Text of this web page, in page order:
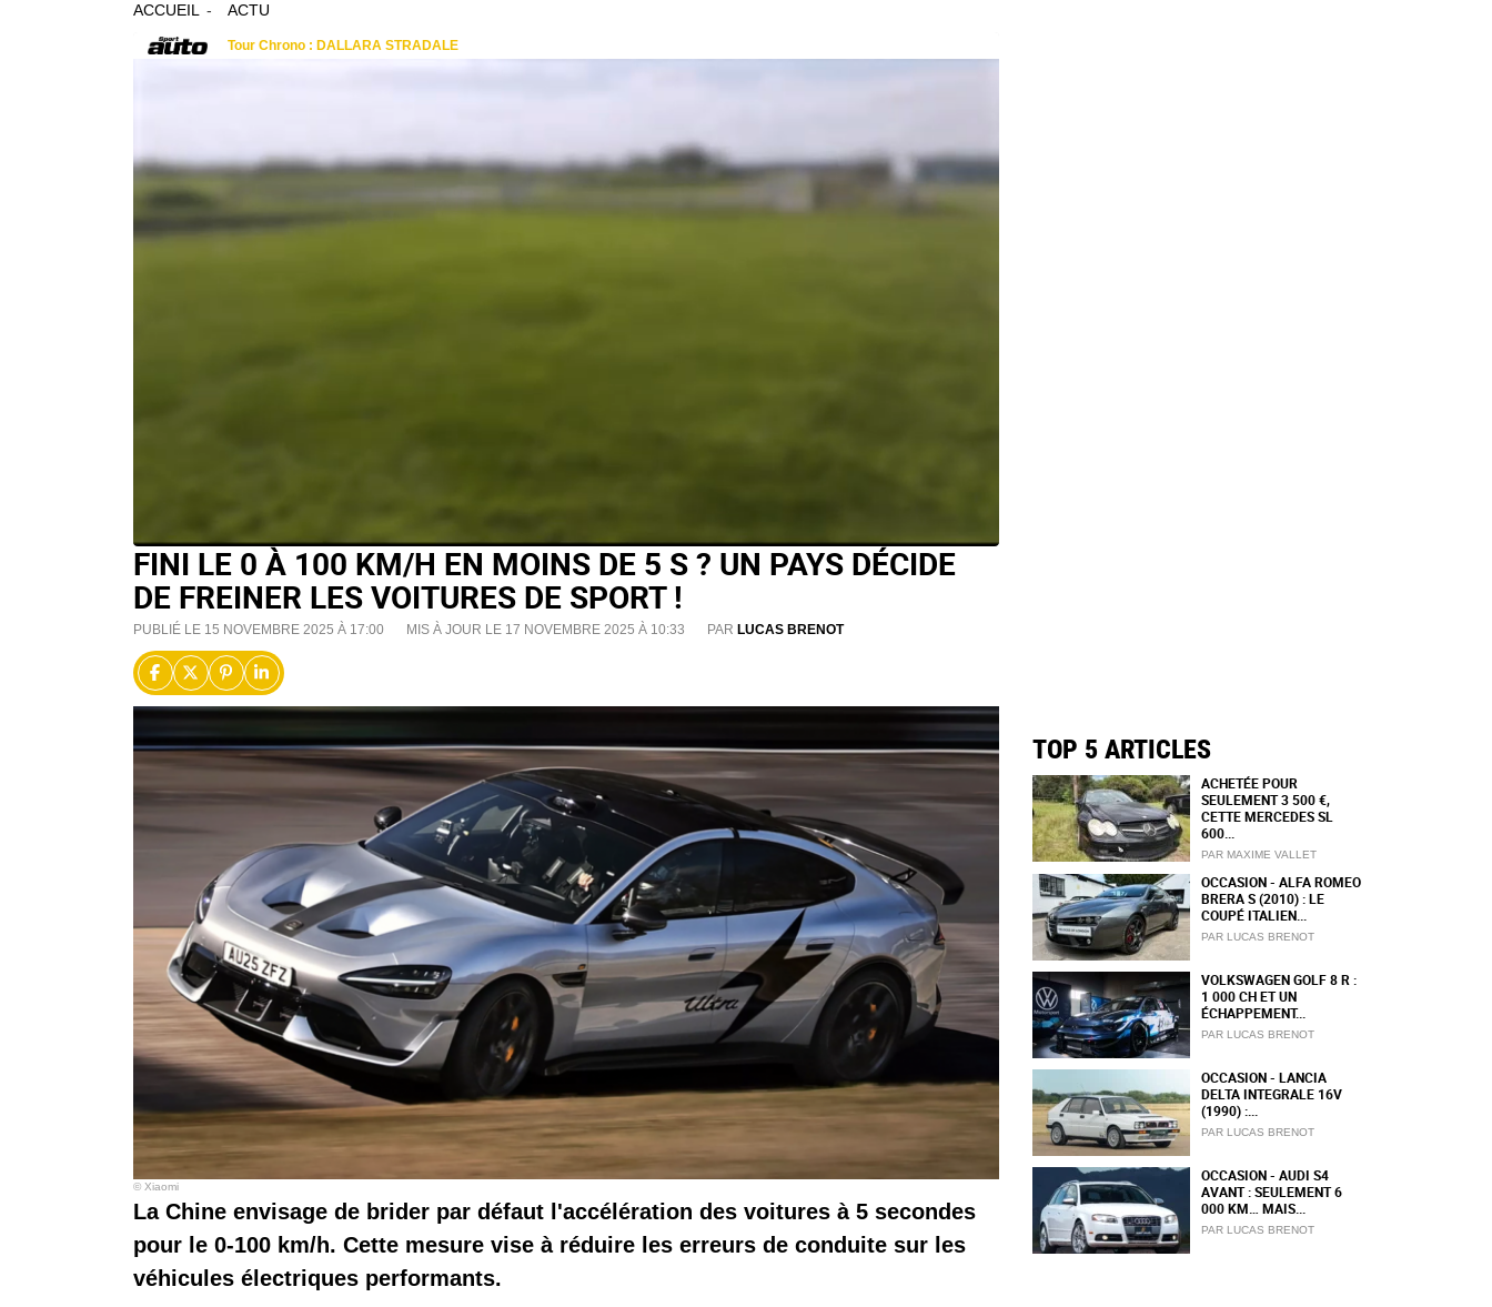
ACCUEIL ACTU
FINI LE 0 À 100 KM/H EN MOINS DE 5 S ? UN PAYS DÉCIDE
DE FREINER LES VOITURES DE SPORT !
PUBLIÉ LE 15 NOVEMBRE 2025 À 17:00 MIS À JOUR LE 17 NOVEMBRE 2025 À 10:33 PAR LUCAS BRENOT
© Xiaomi
La Chine envisage de brider par défaut l'accélération des voitures à 5 secondes
pour le 0-100 km/h. Cette mesure vise à réduire les erreurs de conduite sur les
véhicules électriques performants.
TOP 5 ARTICLES
ACHETÉE POUR
SEULEMENT 3 500 €,
CETTE MERCEDES SL
600...
PAR MAXIME VALLET
OCCASION - ALFA ROMEO
BRERA S (2010) : LE
COUPÉ ITALIEN...
PAR LUCAS BRENOT
VOLKSWAGEN GOLF 8 R :
1 000 CH ET UN
ÉCHAPPEMENT...
PAR LUCAS BRENOT
OCCASION - LANCIA
DELTA INTEGRALE 16V
(1990) :...
PAR LUCAS BRENOT
OCCASION - AUDI S4
AVANT : SEULEMENT 6
000 KM… MAIS...
PAR LUCAS BRENOT